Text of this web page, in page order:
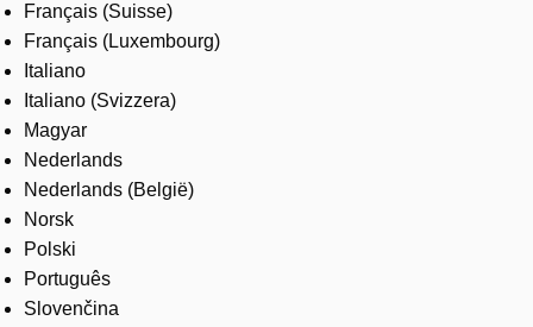
Français (Suisse)
Français (Luxembourg)
Italiano
Italiano (Svizzera)
Magyar
Nederlands
Nederlands (België)
Norsk
Polski
Português
Slovenčina